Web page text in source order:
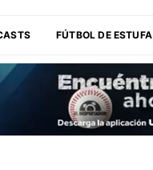
FÚTBOL DE ESTUFA